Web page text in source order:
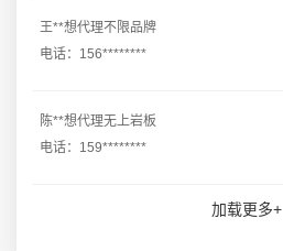
王**想代理不限品牌
电话：156********
陈**想代理无上岩板
电话：159********
加载更多+